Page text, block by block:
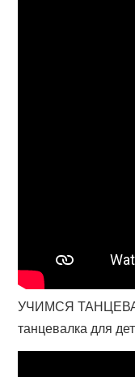
УЧИМСЯ
танцевалка для